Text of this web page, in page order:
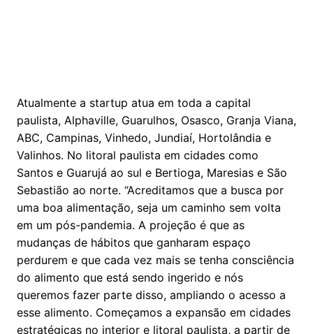
Atualmente a startup atua em toda a capital
paulista, Alphaville, Guarulhos, Osasco, Granja Viana,
ABC, Campinas, Vinhedo, Jundiaí, Hortolândia e
Valinhos. No litoral paulista em cidades como
Santos e Guarujá ao sul e Bertioga, Maresias e São
Sebastião ao norte. “Acreditamos que a busca por
uma boa alimentação, seja um caminho sem volta
em um pós-pandemia. A projeção é que as
mudanças de hábitos que ganharam espaço
perdurem e que cada vez mais se tenha consciência
do alimento que está sendo ingerido e nós
queremos fazer parte disso, ampliando o acesso a
esse alimento. Começamos a expansão em cidades
estratégicas no interior e litoral paulista, a partir de